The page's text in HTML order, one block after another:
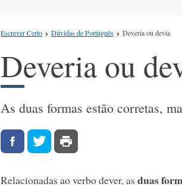
Escrever Certo Dúvidas de Português Deveria ou devia
Deveria ou
As duas formas estão corretas,
Relacionadas ao verbo dever, as duas